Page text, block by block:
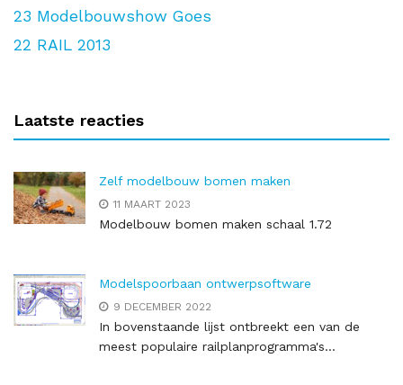
23 Modelbouwshow Goes
22 RAIL 2013
Laatste reacties
Zelf modelbouw bomen maken
11 MAART 2023
Modelbouw bomen maken schaal 1.72
Modelspoorbaan ontwerpsoftware
9 DECEMBER 2022
In bovenstaande lijst ontbreekt een van de
meest populaire railplanprogramma's...